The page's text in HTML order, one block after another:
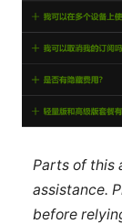
Parts of this
assistance.
before